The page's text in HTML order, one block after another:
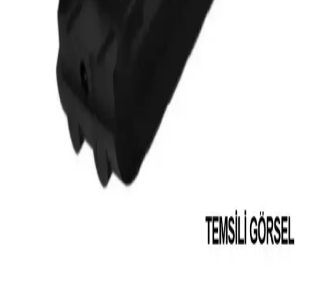
Kärcher Dikey Süpürge Modelleri ve Temizlikteki
Avantajları Hakkında Bilgi
Kärcher dikey süpürgeler hafif, çok yönlü ve yüksek performanslı
temizlik çözümleri sunar. Filtrasyon ve kablosuz özellikleriyle ev ve
ofis temizliğinde pratiklik sağlar.
Viomi Dikey Süpürge: Hafif ve Güçlü Tasarımıyla
Ev Temizliğinde Yenilikçi Çözüm
Viomi dikey süpürge, kablosuz ve hafif tasarımıyla pratik temizlik
sağlar. Güçlü emiş ve çeşitli aksesuarlarıyla derinlemesine temizlik
yapar, zaman ve enerji tasarrufu sağlar.
Performanslı ve Uzun Ömürlü Seçenekler